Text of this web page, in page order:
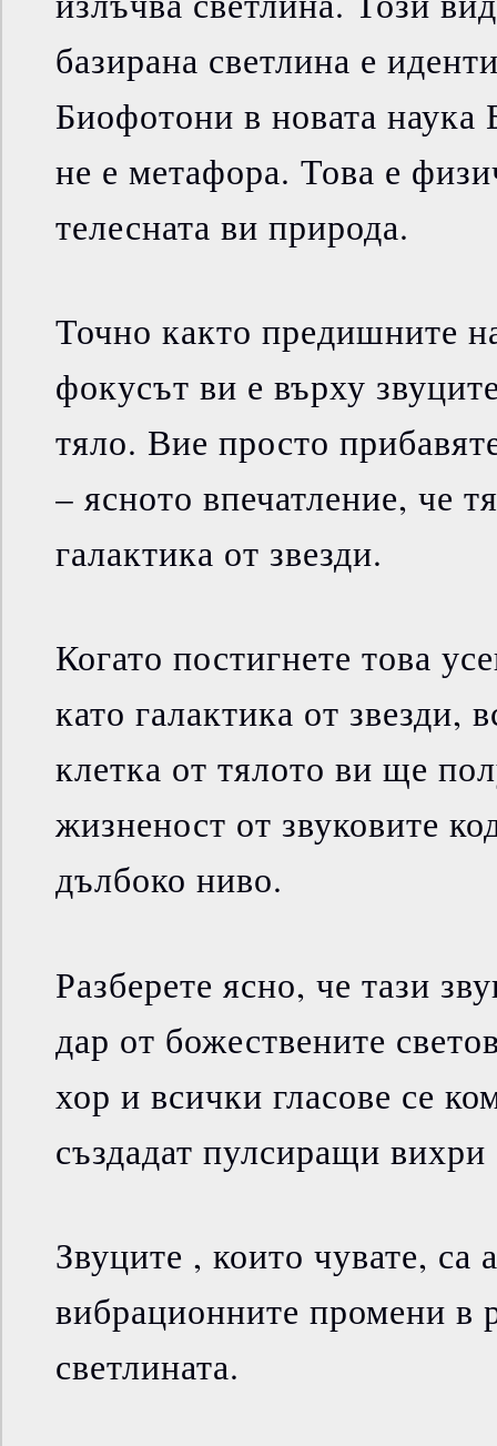
базирана светлина е
Биофотони в новата
не е метафора. Това е
телесната ви природа.
Точно както предишните
фокусът ви е върху
тяло. Вие просто
– ясното впечатление, че
галактика от звезди.
Когато постигнете това
като галактика от звезди,
клетка от тялото ви ще
жизненост от звуковите
дълбоко ниво.
Разберете ясно, че тази
дар от божествените
хор и всички гласове се
създадат пулсиращи вихри
Звуците , които чувате, са
вибрационните промени в
светлината.